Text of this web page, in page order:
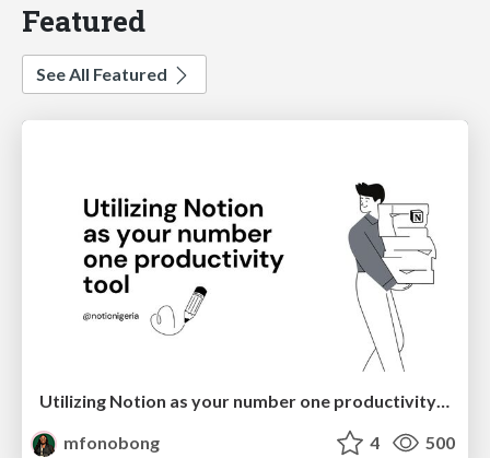
Featured
See All Featured
Utilizing Notion as your number one productivity tool
mfonobong
4 500